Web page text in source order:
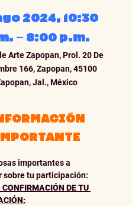
2024, 10:30
– 8:00 p.m.
Arte Zapopan, Prol. 20 De
166, Zapopan, 45100
Jal., México
importantes a
sobre tu participación:
CONFIRMACIÓN DE TU